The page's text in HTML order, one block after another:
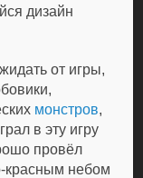
дизайн
от игры,
монстров,
в эту игру
провёл
красным небом